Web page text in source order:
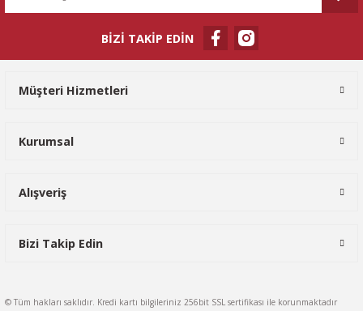
Gönder
BİZİ TAKİP EDİN
Müşteri Hizmetleri
Kurumsal
Alışveriş
Bizi Takip Edin
© Tüm hakları saklıdır. Kredi kartı bilgileriniz 256bit SSL sertifikası ile korunmaktadır